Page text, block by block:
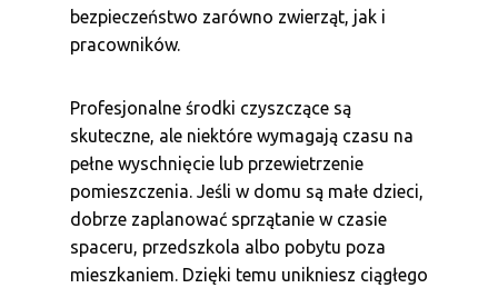
bezpieczeństwo zarówno zwierząt, jak i
pracowników.
Profesjonalne środki czyszczące są
skuteczne, ale niektóre wymagają czasu na
pełne wyschnięcie lub przewietrzenie
pomieszczenia. Jeśli w domu są małe dzieci,
dobrze zaplanować sprzątanie w czasie
spaceru, przedszkola albo pobytu poza
mieszkaniem. Dzięki temu unikniesz ciągłego